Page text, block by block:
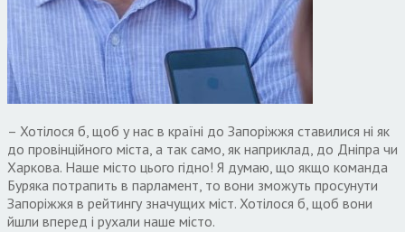
– Хотілося б, щоб у нас в країні до Запоріжжя ставилися ні як
до провінційного міста, а так само, як наприклад, до Дніпра чи
Харкова. Наше місто цього гідно! Я думаю, що якщо команда
Буряка потрапить в парламент, то вони зможуть просунути
Запоріжжя в рейтингу значущих міст. Хотілося б, щоб вони
йшли вперед і рухали наше місто.